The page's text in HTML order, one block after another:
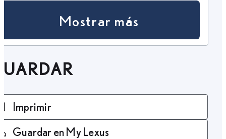
Mostrar más
Imprimir
Guardar en My Lexus